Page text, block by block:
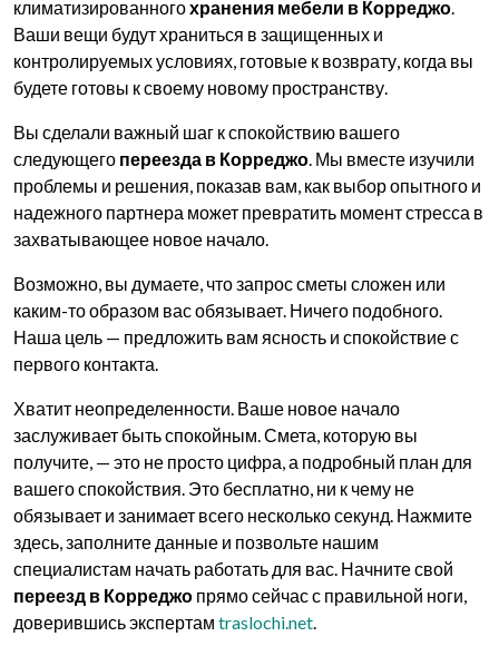
климатизированногохранения мебели в Корреджо.
Ваши вещи будут храниться в защищенных и
контролируемых условиях, готовые к возврату, когда вы
будете готовы к своему новому пространству.
Вы сделали важный шаг к спокойствию вашего
следующего переезда в Корреджо. Мы вместе изучили
проблемы и решения, показав вам, как выбор опытного и
надежного партнера может превратить момент стресса в
захватывающее новое начало.
Возможно, вы думаете, что запрос сметы сложен или
каким-то образом вас обязывает. Ничего подобного.
Наша цель — предложить вам ясность и спокойствие с
первого контакта.
Хватит неопределенности. Ваше новое начало
заслуживает быть спокойным. Смета, которую вы
получите, — это не просто цифра, а подробный план для
вашего спокойствия. Это бесплатно, ни к чему не
обязывает и занимает всего несколько секунд. Нажмите
здесь, заполните данные и позвольте нашим
специалистам начать работать для вас. Начните свой
переезд в Корреджо прямо сейчас с правильной ноги,
доверившись экспертам traslochi.net.